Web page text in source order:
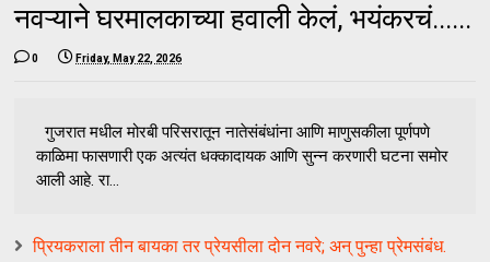
नवऱ्याने घरमालकाच्या हवाली केलं, भयंकरचं......
0 Friday, May 22, 2026
गुजरात मधील मोरबी परिसरातून नातेसंबंधांना आणि माणुसकीला पूर्णपणे
काळिमा फासणारी एक अत्यंत धक्कादायक आणि सुन्न करणारी घटना समोर
आली आहे. रा...
प्रियकराला तीन बायका तर प्रेयसीला दोन नवरे; अन् पुन्हा प्रेमसंबंध.